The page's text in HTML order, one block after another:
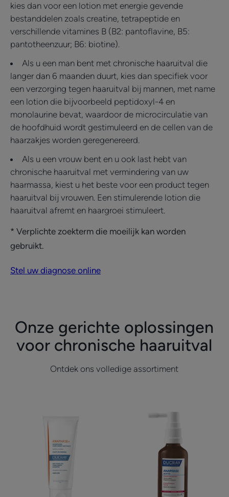
kies dan voor een lotion met energie gevende
bestanddelen zoals creatine, tetrapeptide en
verschillende vitamines B (B2: pantoflavine, B5:
pantotheenzuur; B6: biotine).
Als u een man bent met chronische haaruitval die
langer dan 6 maanden duurt, kies dan specifiek voor
een verzorging tegen haaruitval bij mannen, met name
een lotion die bijvoorbeeld peptidoxyl-4 en
monolaurine bevat, waardoor de microcirculatie van
de hoofdhuid wordt gestimuleerd en de cellen van de
haarzakjes worden geregenereerd.
Als u een vrouw bent en u ook last hebt van
chronische haaruitval met vermindering van uw
haarmassa, kiest u het beste voor een product tegen
haaruitval bij vrouwen. Een stimulerende lotion die
haaruitval afremt en haargroei stimuleert.
* Verplichte zoekterm die moeilijk kan worden
gebruikt.
Stel uw diagnose online
Onze gerichte oplossingen
voor chronische haaruitval
Ontdek ons volledige assortiment
tegen
haaruitval
Serum
haaruitval
voor
een
stevige